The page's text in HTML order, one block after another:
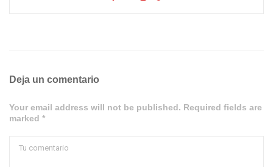
Deja un comentario
Your email address will not be published. Required fields are
marked *